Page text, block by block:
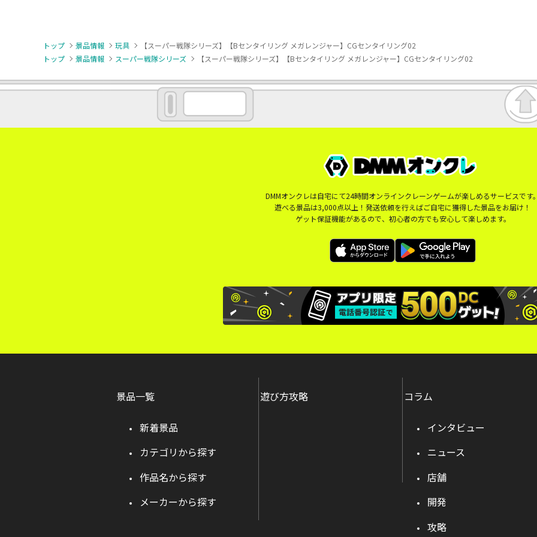
トップ 景品情報 玩具
【スーパー戦隊シリーズ】【Bセンタイリング メガレンジャー】CGセンタイリング02
トップ
景品情報 スーパー戦隊シリーズ 【スーパー戦隊シリーズ】【Bセンタイリング メガレンジャー】CGセンタイリング02
DMMオンクレは自宅にて24時間オンラインクレーンゲームが楽しめるサービスです
遊べる景品は3,000点以上！発送依頼を行えばご自宅に獲得した景品をお届け！
ゲット保証機能があるので、初心者の方でも安心して楽しめます。
景品一覧
新着景品
カテゴリから探す
作品名から探す
メーカーから探す
遊び方攻略 コラム
インタビュー
ニュース
店舗
開発
攻略